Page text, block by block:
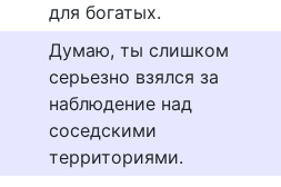
для богатых.
Думаю, ты слишком
серьезно взялся за
наблюдение над
соседскими
территориями.